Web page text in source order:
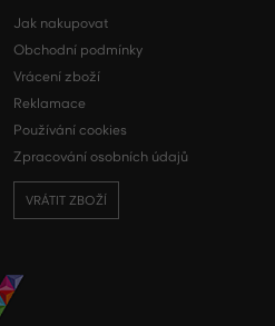
Jak nakupovat
Obchodní podmínky
Vrácení zboží
Reklamace
Používání cookies
Zpracování osobních údajů
VRÁTIT ZBOŽÍ